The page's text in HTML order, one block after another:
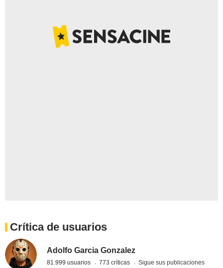
Crítica de usuarios
Adolfo Garcia Gonzalez
81.999 usuarios 773 críticas Sigue sus publicaciones